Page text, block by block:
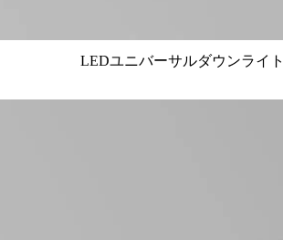
LEDユニバーサルダウンライ